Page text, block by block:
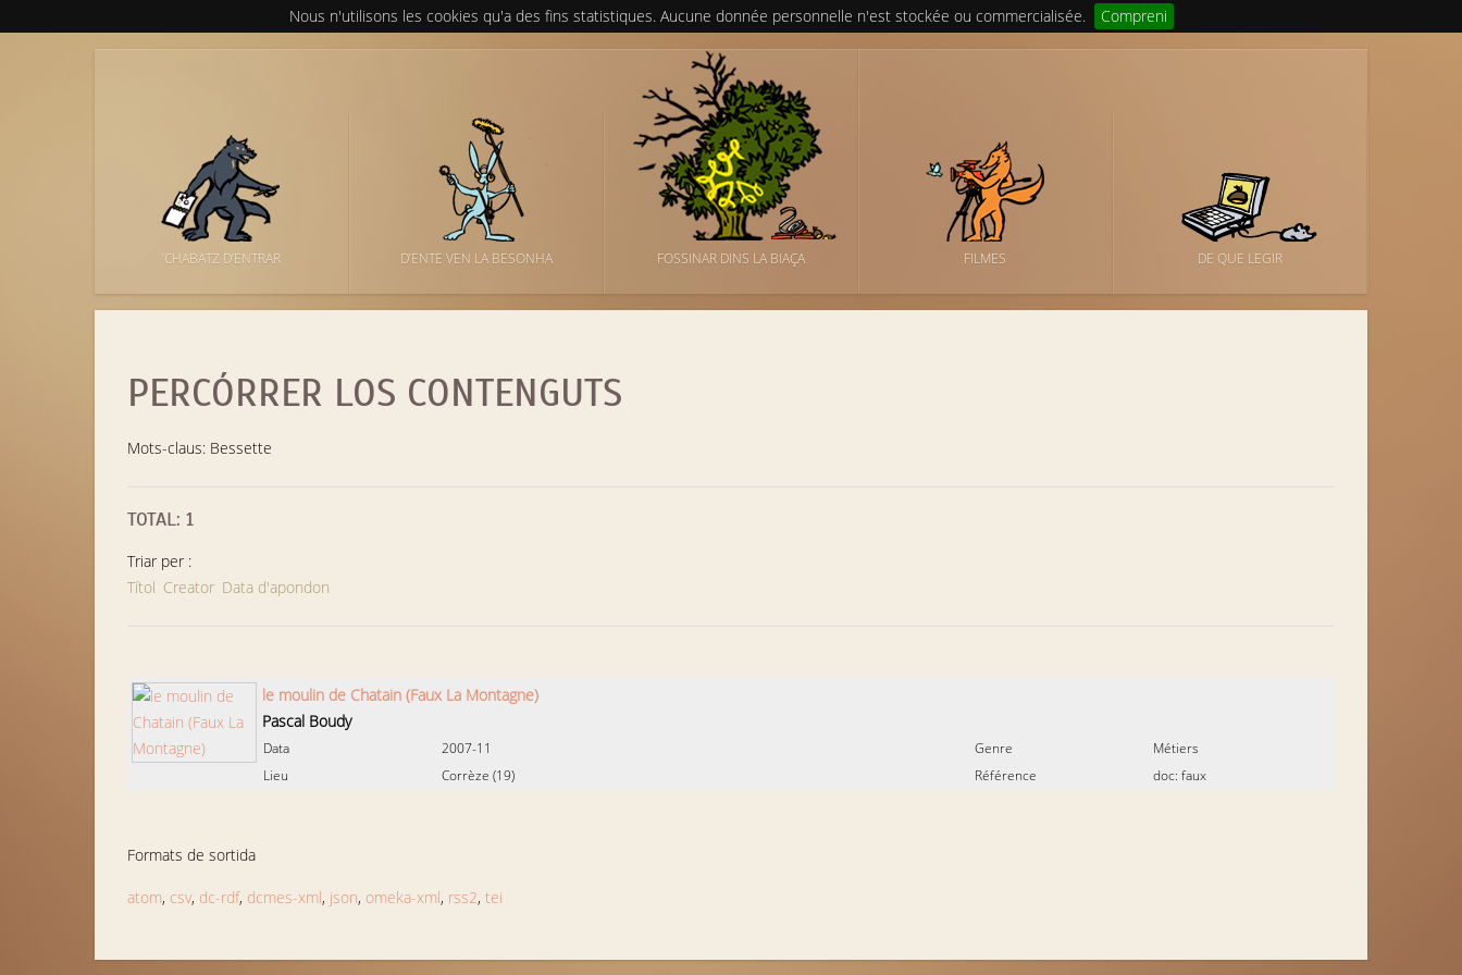
Nous n'utilisons les cookies qu'a des fins statistiques. Aucune donnée personnelle n'est stockée ou commercialisée. Compreni
’CHABATZ D’ENTRAR D’ENTE VEN LA BESONHA FOSSINAR DINS LA BIAÇA FILMES DE QUE LEGIR
PERCÓRRER LOS CONTENGUTS
Mots-claus: Bessette
TOTAL: 1
Triar per :
Títol Creator Data d'apondon
le moulin de Chatain (Faux La Montagne)
Pascal Boudy
Data
2007-11
Lieu
Corrèze (19)
Genre
Métiers
Référence
doc: faux
Formats de sortida
atom, csv, dc-rdf, dcmes-xml, json, omeka-xml, rss2, tei